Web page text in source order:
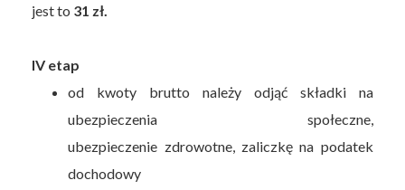
jest to 31 zł.
IV etap
od kwoty brutto należy odjąć składki na
ubezpieczenia społeczne,
ubezpieczenie zdrowotne, zaliczkę na podatek
dochodowy